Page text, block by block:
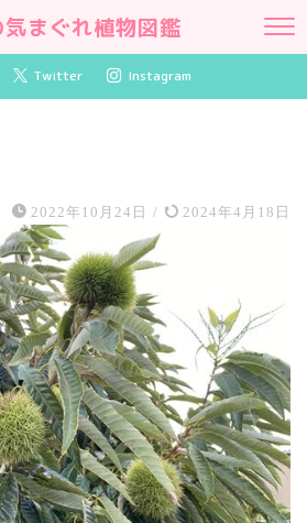
気まぐれ植物図鑑
Twitter Instagram
2022年10月24日 / 2024年4月18日